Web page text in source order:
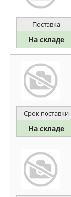
Поставка
На складе
Срок поставки
На складе